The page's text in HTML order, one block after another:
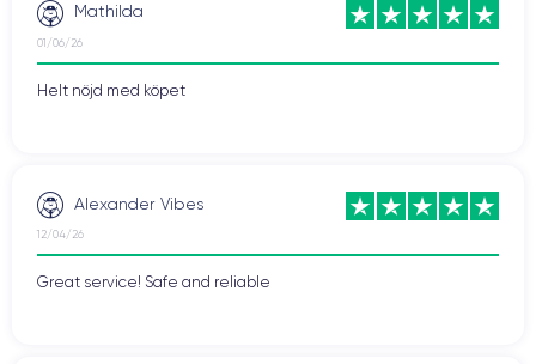
Mathilda
01/06/26
Helt nöjd med köpet
Alexander Vibes
12/04/26
Great service! Safe and reliable